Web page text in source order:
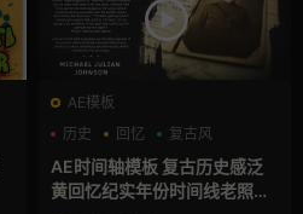
AE模板
历史
回忆 复古风
AE时间轴模板 复古历史感泛
黄回忆纪实年份时间线老照片